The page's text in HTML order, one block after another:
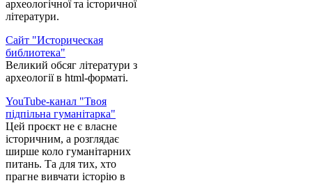
археологічної та історичної
літератури.
Сайт "Историческая
библиотека"
Великий обсяг літератури з
археології в html-форматі.
YouTube-канал "Твоя
підпільна гуманітарка"
Цей проєкт не є власне
історичним, а розглядає
ширше коло гуманітарних
питань. Та для тих, хто
прагне вивчати історію в